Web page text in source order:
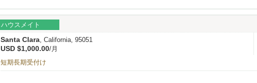
ハウスメイト
Santa Clara, California, 95051
USD $1,000.00/月
短期長期受付け